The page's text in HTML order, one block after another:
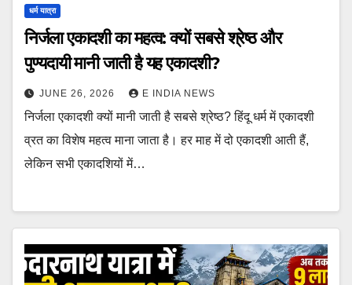
धर्म यात्रा
निर्जला एकादशी का महत्व: क्यों सबसे श्रेष्ठ और
पुण्यदायी मानी जाती है यह एकादशी?
JUNE 26, 2026 E INDIA NEWS
निर्जला एकादशी क्यों मानी जाती है सबसे श्रेष्ठ? हिंदू धर्म में एकादशी
व्रत का विशेष महत्व माना जाता है। हर माह में दो एकादशी आती हैं,
लेकिन सभी एकादशियों में…